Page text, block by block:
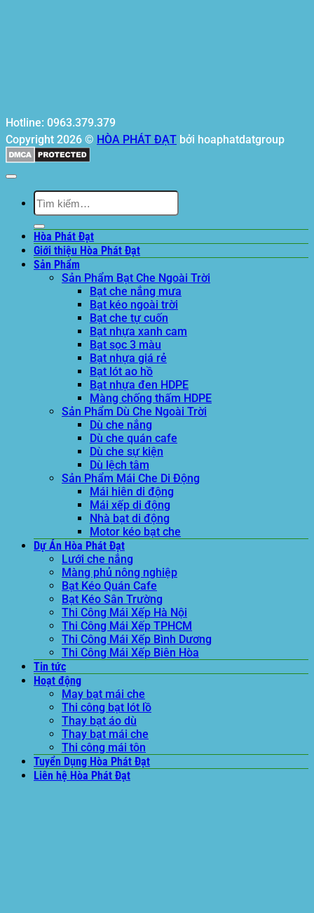
Hotline: 0963.379.379
Copyright 2026 © HÒA PHÁT ĐẠT bởi hoaphatdatgroup
Tìm
kiếm:
Hòa Phát Đạt
Giới thiệu Hòa Phát Đạt
Sản Phẩm
Sản Phẩm Bạt Che Ngoài Trời
Bạt che nắng mưa
Bạt kéo ngoài trời
Bạt che tự cuốn
Bạt nhựa xanh cam
Bạt sọc 3 màu
Bạt nhựa giá rẻ
Bạt lót ao hồ
Bạt nhựa đen HDPE
Màng chống thấm HDPE
Sản Phẩm Dù Che Ngoài Trời
Dù che nắng
Dù che quán cafe
Dù che sự kiện
Dù lệch tâm
Sản Phẩm Mái Che Di Động
Mái hiên di động
Mái xếp di động
Nhà bạt di động
Motor kéo bạt che
Dự Án Hòa Phát Đạt
Lưới che nắng
Màng phủ nông nghiệp
Bạt Kéo Quán Cafe
Bạt Kéo Sân Trường
Thi Công Mái Xếp Hà Nội
Thi Công Mái Xếp TPHCM
Thi Công Mái Xếp Bình Dương
Thi Công Mái Xếp Biên Hòa
Tin tức
Hoạt động
May bạt mái che
Thi công bạt lót lồ
Thay bạt áo dù
Thay bạt mái che
Thi công mái tôn
Tuyển Dụng Hòa Phát Đạt
Liên hệ Hòa Phát Đạt